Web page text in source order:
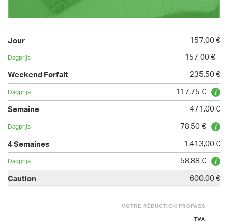
157,00 €
157,00 €
235,50 €
117,75 €
471,00 €
78,50 €
1.413,00 €
58,88 €
600,00 €
VOTRE RÉDUCTION PROPASS
TVA